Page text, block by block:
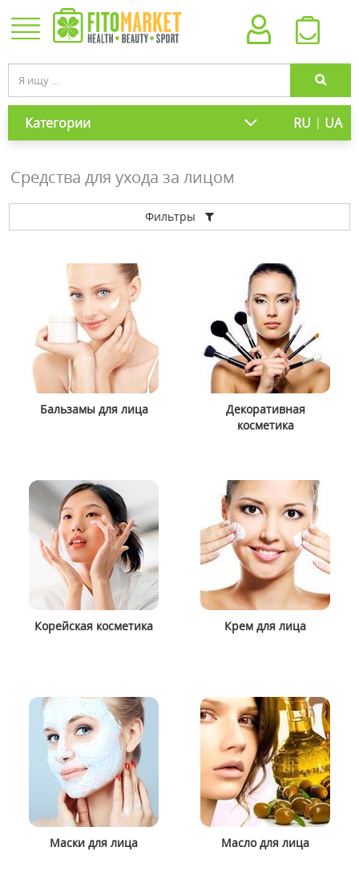
Категории RU | UA
Средства для ухода за лицом
Фильтры
Бальзамы для лица
Декоративная
косметика
Корейская косметика Крем для лица
Маски для лица Масло для лица